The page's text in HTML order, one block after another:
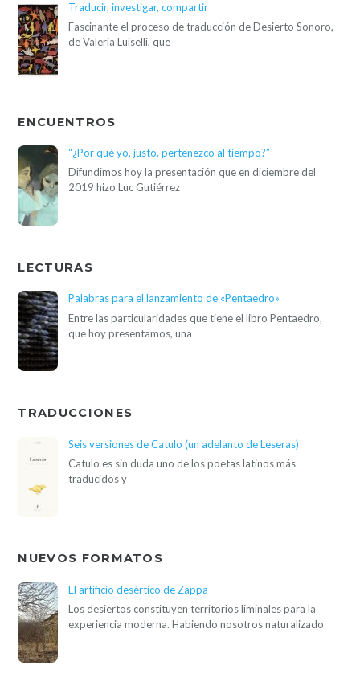
Traducir, investigar, compartir
Fascinante el proceso de traducción de Desierto Sonoro,
de Valeria Luiselli, que
ENCUENTROS
“¿Por qué yo, justo, pertenezco al tiempo?”
Difundimos hoy la presentación que en diciembre del
2019 hizo Luc Gutiérrez
LECTURAS
Palabras para el lanzamiento de «Pentaedro»
Entre las particularidades que tiene el libro Pentaedro,
que hoy presentamos, una
TRADUCCIONES
Seis versiones de Catulo (un adelanto de Leseras)
Catulo es sin duda uno de los poetas latinos más
traducidos y
NUEVOS FORMATOS
El artificio desértico de Zappa
Los desiertos constituyen territorios liminales para la
experiencia moderna. Habiendo nosotros naturalizado